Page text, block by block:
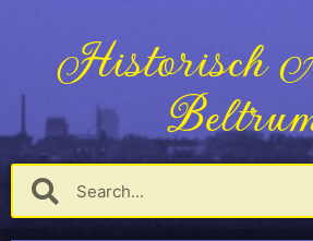
Historisch